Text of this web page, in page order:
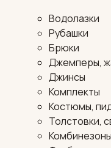
Водолазки
Рубашки
Брюки
Джемперы,
Джинсы
Комплекты
Костюмы,
Толстовки,